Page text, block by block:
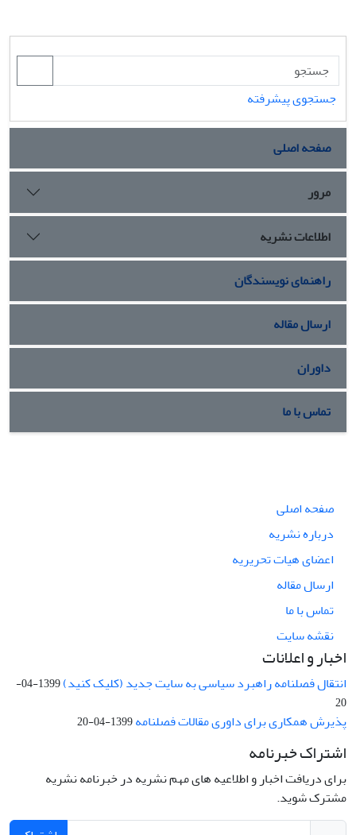
جستجوی پیشرفته
صفحه اصلی
مرور
اطلاعات نشریه
راهنمای نویسندگان
ارسال مقاله
داوران
تماس با ما
صفحه اصلی
درباره نشریه
اعضای هیات تحریریه
ارسال مقاله
تماس با ما
نقشه سایت
اخبار و اعلانات
انتقال فصلنامه راهبرد سیاسی به سایت جدید (کلیک کنید)
1399-04-
20
پذیرش همکاری برای داوری مقالات فصلنامه1399-04-20
اشتراک خبرنامه
برای دریافت اخبار و اطلاعیه های مهم نشریه در خبرنامه نشریه
مشترک شوید.